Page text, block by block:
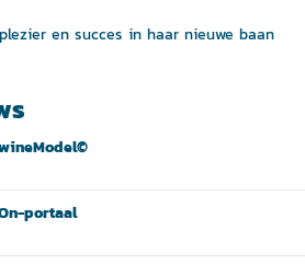
en succes in haar nieuwe baan
portaal